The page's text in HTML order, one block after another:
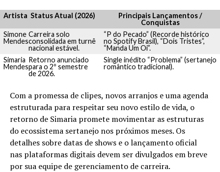
Artista Status Atual (2026)
Principais Lançamentos /
Conquistas
Simone
Mendes
Carreira solo
consolidada em turnê
nacional estável.
“P do Pecado” (Recorde histórico
no Spotify Brasil), “Dois Tristes”,
“Manda Um Oi”.
Simaria
Mendes
Retorno anunciado
para o 2º semestre
de 2026.
Single inédito “Problema” (sertanejo
romântico tradicional).
Com a promessa de clipes, novos arranjos e uma agenda
estruturada para respeitar seu novo estilo de vida, o
retorno de Simaria promete movimentar as estruturas
do ecossistema sertanejo nos próximos meses. Os
detalhes sobre datas de shows e o lançamento oficial
nas plataformas digitais devem ser divulgados em breve
por sua equipe de gerenciamento de carreira.